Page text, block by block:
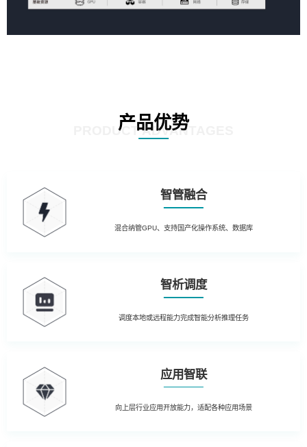
产品优势
PRODUCT ADVANTAGES
智管融合
混合纳管GPU、支持国产化操作系统、数据库
智析调度
调度本地或远程能力完成智能分析推理任务
应用智联
向上层行业应用开放能力，适配各种应用场景